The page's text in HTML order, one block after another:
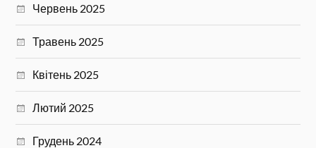
Червень 2025
Травень 2025
Квітень 2025
Лютий 2025
Грудень 2024